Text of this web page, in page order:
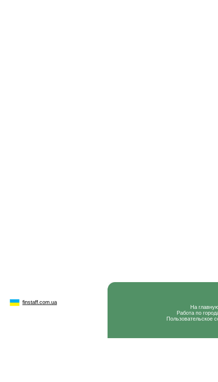
finstaff.com.ua
На
Работа по
Пользовательское